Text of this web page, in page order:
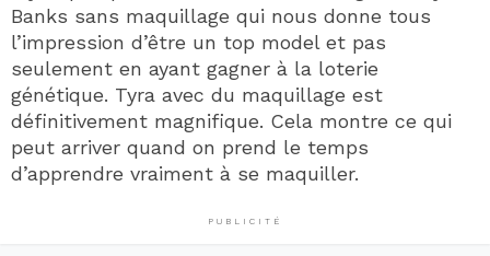
Banks sans maquillage qui nous donne tous
l’impression d’être un top model et pas
seulement en ayant gagner à la loterie
génétique. Tyra avec du maquillage est
définitivement magnifique. Cela montre ce qui
peut arriver quand on prend le temps
d’apprendre vraiment à se maquiller.
PUBLICITÉ